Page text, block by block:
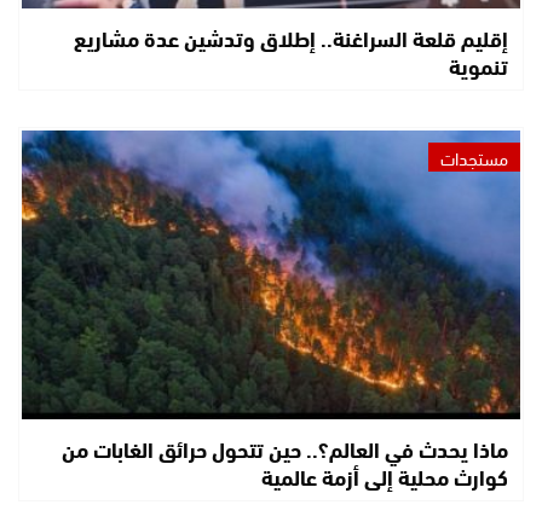
إقليم قلعة السراغنة.. إطلاق وتدشين عدة مشاريع
تنموية
مستجدات
ماذا يحدث في العالم؟.. حين تتحول حرائق الغابات من
كوارث محلية إلى أزمة عالمية